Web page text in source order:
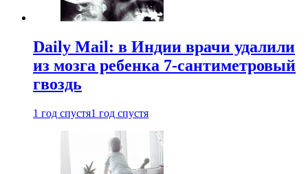
Daily Mail: в Индии врачи удалили
из мозга ребенка 7-сантиметровый
гвоздь
1 год спустя1 год спустя